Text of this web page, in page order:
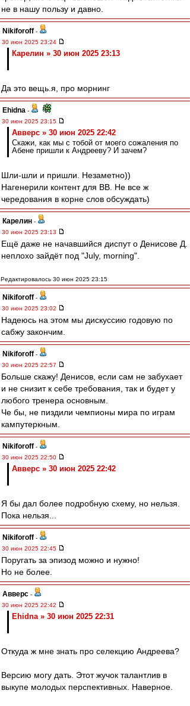
не в нашу пользу и давно.
Nikiforoff -
30 июн 2025 23:24
Карелин » 30 июн 2025 23:13
Да это вещь.я, про морнинг
Ehidna -
30 июн 2025 23:15
Авверс » 30 июн 2025 22:42
Скажи, как мы с тобой от моего сожаления по
Абене пришли к Андрееву? И зачем?
Шли-шли и пришли. Незаметно))
Нагенерили контент для ВВ. Не все ж
чередования в корне слов обсуждать)
Карелин -
30 июн 2025 23:13
Ещё даже не начавшийся диспут о Денисове Д.
неплохо зайдёт под "July, morning".
Редактировалось 30 июн 2025 23:15
Nikiforoff -
30 июн 2025 23:02
Надеюсь на этом мы дискуссию годовую по
сабжу закончим.
Nikiforoff -
30 июн 2025 22:57
Больше скажу! Денисов, если сам не забухает
и не снизит к себе требования, так и будет у
любого тренера основным.
Че бы, не пиздили чемпионы мира по играм
кампутеркным.
Nikiforoff -
30 июн 2025 22:50
Авверс » 30 июн 2025 22:42
Я бы дал более подробную схему, но нельзя.
Пока нельзя...
Nikiforoff -
30 июн 2025 22:45
Поругать за эпизод можно и нужно!
Но не более.
Авверс -
30 июн 2025 22:42
Ehidna » 30 июн 2025 22:31
Откуда ж мне знать про селекцию Андреева?
Версию могу дать. Этот жучок талантлив в
выкупе молодых перспективных. Наверное.